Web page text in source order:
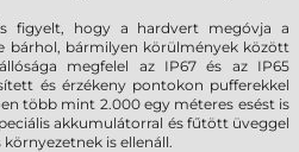
figyelt, hogy a hardvert megóvja a
bárhol, bármilyen körülmények között
megfelel az IP67 és az IP65
és érzékeny pontokon pufferekkel
több mint 2.000 egy méteres esést is
akkumulátorral és fűtött üveggel
is ellenáll.